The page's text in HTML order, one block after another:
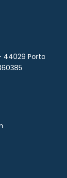
44029 Porto